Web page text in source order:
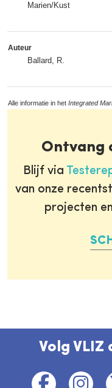
Marien/Kust
Auteur
Ballard, R.
Alle informatie in het Integrated
Ontvang
Blijf via
van onze
projecten
Volg VLIZ